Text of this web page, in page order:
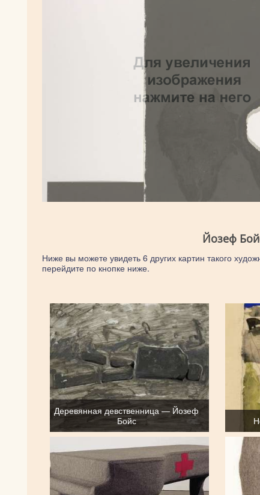
Йозеф
Ниже вы можете увидеть 6 других картин такого
перейдите по кнопке ниже.
Деревянная девственница — Йозеф
Бойс